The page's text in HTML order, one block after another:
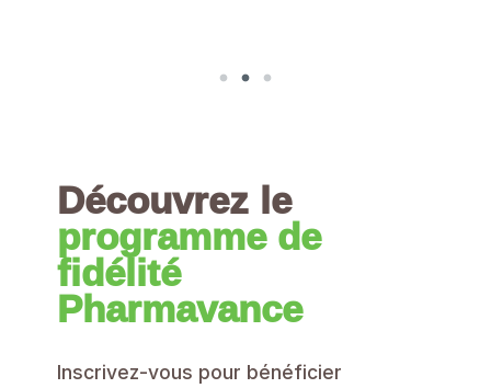
Découvrez le
programme de
fidélité
Pharmavance
Inscrivez-vous pour bénéficier